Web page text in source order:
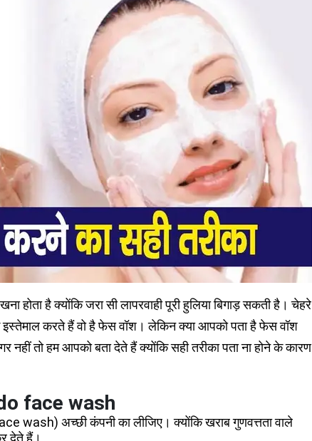
होता है क्योंकि जरा सी लापरवाही पूरी हुलिया बिगाड़ सकती है। चेहरे
करते हैं वो है फेस वॉश। लेकिन क्या आपको पता है फेस वॉश
नहीं तो हम आपको बता देते हैं क्योंकि सही तरीका पता ना होने के कारण
face wash
wash) अच्छी कंपनी का लीजिए। क्योंकि खराब गुणवत्तता वाले
देते हैं।